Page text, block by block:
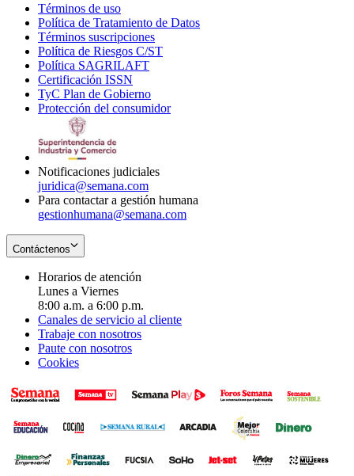
Términos de uso
in
new
window
Política de Tratamiento de Datos
Términos suscripciones
in
Política de Riesgos C/ST
Política SAGRILAFT
new
window
Certificación ISSN
in
new
TyC Plan de Gobierno
in
Protección del consumidorOpens
Notificaciones judiciales
juridica@semana.com
Para contactar a gestión humana
gestionhumana@semana.com
Contáctenos
Horarios de atención
Lunes a Viernes
8:00 a.m. a 6:00 p.m.
Canales de servicio al cliente
Trabaje con nosotros
Paute con nosotros
Cookies